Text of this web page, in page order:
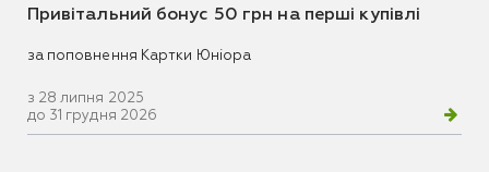
Привітальний бонус 50 грн на перші купівлі
за поповнення Картки Юніора
з 28 липня 2025
до 31 грудня 2026